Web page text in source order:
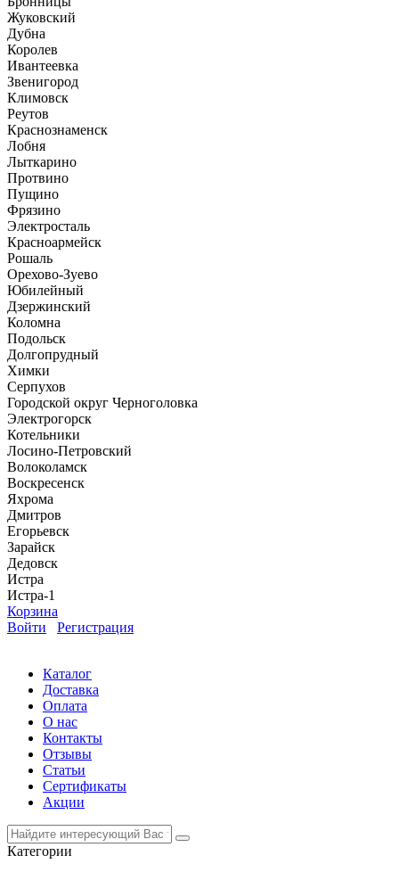
Жуковский
Дубна
Королев
Ивантеевка
Звенигород
Климовск
Реутов
Краснознаменск
Лобня
Лыткарино
Протвино
Пущино
Фрязино
Электросталь
Красноармейск
Рошаль
Орехово-Зуево
Юбилейный
Дзержинский
Коломна
Подольск
Долгопрудный
Химки
Серпухов
Городской округ Черноголовка
Электрогорск
Котельники
Лосино-Петровский
Волоколамск
Воскресенск
Яхрома
Дмитров
Егорьевск
Зарайск
Дедовск
Истра
Истра-1
Корзина
Войти
Регистрация
Каталог
Доставка
Оплата
О нас
Контакты
Отзывы
Статьи
Сертификаты
Акции
Категории